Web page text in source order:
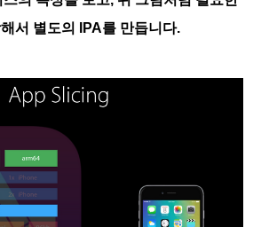
서 별도의 IPA를 만듭니다.